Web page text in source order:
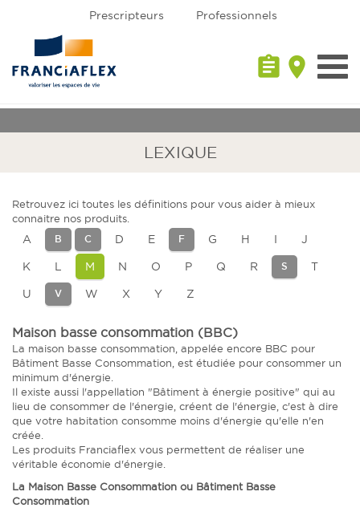
Prescripteurs Professionnels
assignment place
LEXIQUE
Retrouvez ici toutes les définitions pour vous aider à mieux
connaitre nos produits.
A B C D E F G H I
J
K
L M N O P Q R S
T
U
V W X Y Z
Maison basse consommation (BBC)
La maison basse consommation, appelée encore BBC pour
Bâtiment Basse Consommation, est étudiée pour consommer un
minimum d'énergie.
Il existe aussi l'appellation "Bâtiment à énergie positive" qui au
lieu de consommer de l'énergie, créent de l'énergie, c'est à dire
que votre habitation consomme moins d'énergie qu'elle n'en
créée.
Les produits Franciaflex vous permettent de réaliser une
véritable économie d'énergie.
La Maison Basse Consommation ou Bâtiment Basse
Consommation